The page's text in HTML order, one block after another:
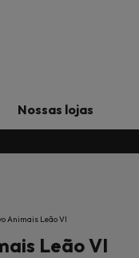
Nossas lojas
Animais Leão VI
Leão VI